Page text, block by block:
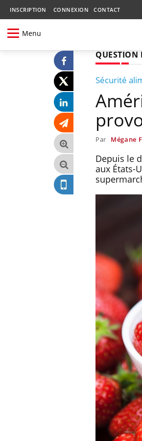
INSCRIPTION CONNEXION CONTACT
Menu
QUESTION
Sécurité
Par Mégane
Depuis le
aux États-
Fortes
Le
freiner
cancer
de